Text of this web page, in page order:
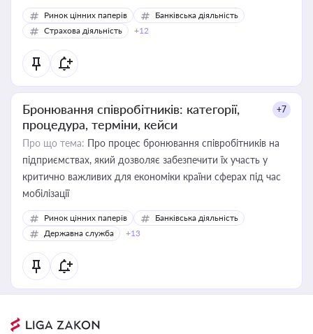
Ринок цінних паперів
Банківська діяльність
Страхова діяльність
+12
Бронювання співробітників: категорії,
процедура, терміни, кейси
+7
Про що тема: Про процес бронювання співробітників на
підприємствах, який дозволяє забезпечити їх участь у
критично важливих для економіки країни сферах під час
мобілізації
Ринок цінних паперів
Банківська діяльність
Державна служба
+13